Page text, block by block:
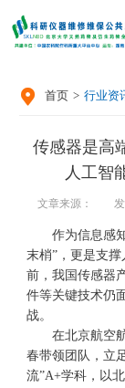
 首页 > 行业资
传感器是高
人工智
文章来源：
作为信息感知
末梢”，更是支
前，我国传感器
件等关键技术仍
战。
在北京航空航
春带领团队，立
流”A+学科，以